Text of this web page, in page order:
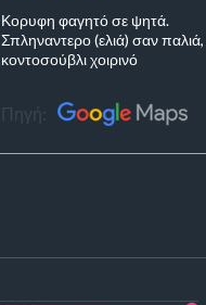
Κορυφη φαγητό σε ψητά.
Σπληναντερο (ελιά) σαν
κοντοσούβλι χοιρινό
Πηγή: